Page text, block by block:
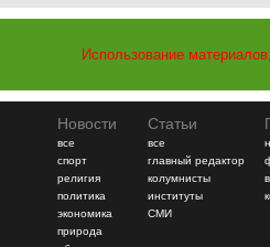
Использование
Новости
все
спорт
религия
политика
экономика
природа
Статьи
все
главный редактор
колумнисты
институты
СМИ